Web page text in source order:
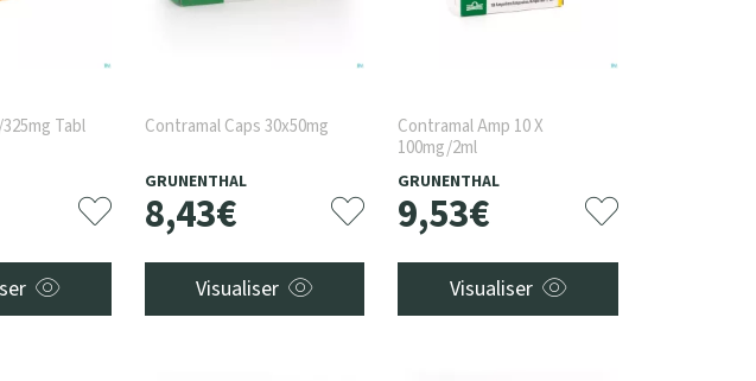
Tabl
Contramal Caps 30x50mg
GRUNENTHAL
8,43€
Visualiser
Contramal Amp 10 X
100mg/2ml
GRUNENTHAL
9,53€
Visualiser